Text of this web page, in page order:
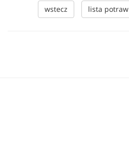
wstecz lista potraw